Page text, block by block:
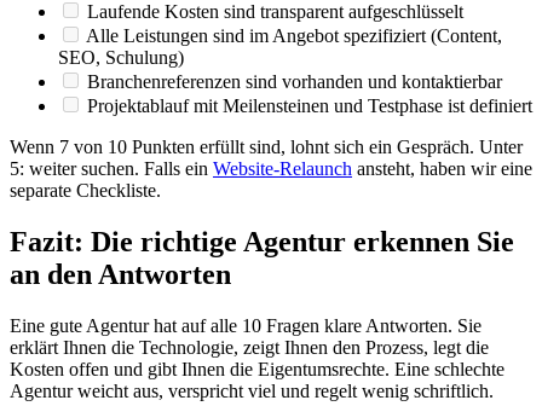
Laufende Kosten sind transparent aufgeschlüsselt
Alle Leistungen sind im Angebot spezifiziert (Content,
SEO, Schulung)
Branchenreferenzen sind vorhanden und kontaktierbar
Projektablauf mit Meilensteinen und Testphase ist definiert
Wenn 7 von 10 Punkten erfüllt sind, lohnt sich ein Gespräch. Unter
5: weiter suchen. Falls ein Website-Relaunch ansteht, haben wir eine
separate Checkliste.
Fazit: Die richtige Agentur erkennen Sie
an den Antworten
Eine gute Agentur hat auf alle 10 Fragen klare Antworten. Sie
erklärt Ihnen die Technologie, zeigt Ihnen den Prozess, legt die
Kosten offen und gibt Ihnen die Eigentumsrechte. Eine schlechte
Agentur weicht aus, verspricht viel und regelt wenig schriftlich.